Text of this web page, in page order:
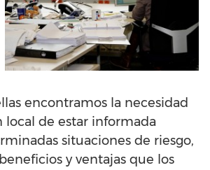
encontramos la necesidad
local de estar informada
situaciones de riesgo,
y ventajas que los